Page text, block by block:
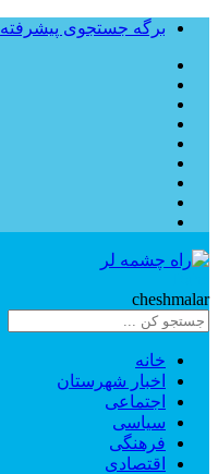
برگه جستجوی پیشرفته
cheshmalar
خانه
اخبار شهرستان
اجتماعی
سیاسی
فرهنگی
اقتصادی